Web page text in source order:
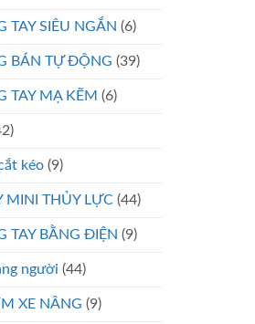
TAY SIÊU NGẮN (6)
BÁN TỰ ĐỘNG (39)
TAY MẠ KẼM (6)
kéo (9)
MINI THỦY LỰC (44)
TAY BẰNG ĐIỆN (9)
người (44)
XE NÂNG (9)